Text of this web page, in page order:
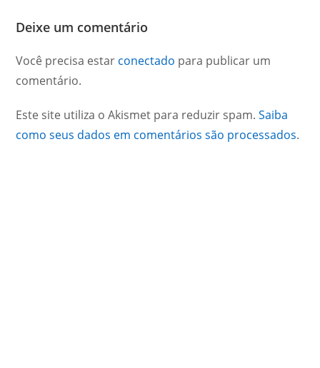
Deixe um comentário
Você precisa estar conectado para publicar um
comentário.
Este site utiliza o Akismet para reduzir spam.Saiba
como seus dados em comentários são processados.